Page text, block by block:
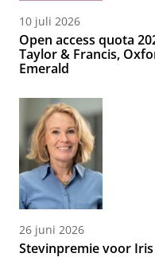
10 juli 2026
Open access quota
Taylor & Francis,
Emerald
26 juni 2026
Stevinpremie voor